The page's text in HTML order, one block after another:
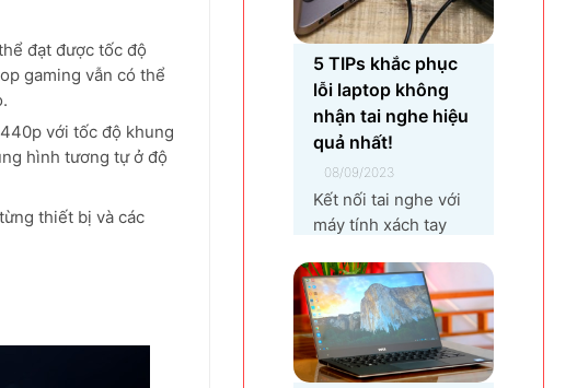
đạt được tốc độ
gaming vẫn có thể
với tốc độ khung
hình tương tự ở độ
thiết bị và các
đoàn SamSung đầu
tư cho hạng mục sản
xuất linh kiện điện
tử khiến vùng đất
Yên Phong từ làng
quê thuần nông nay
trở thành...
5 TIPs khắc phục
lỗi laptop không
nhận tai nghe hiệu
quả nhất!
08/09/2023
Kết nối tai nghe với
máy tính xách tay
một lỗi rất phổ biến
khi bạn sử dụng
laptop thường
xuyên. Nguyên nhân
gây ra lỗi laptop